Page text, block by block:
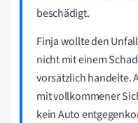
beschädigt.
Finja wollte den
nicht mit einem
vorsätzlich handelte.
mit vollkommener
kein Auto